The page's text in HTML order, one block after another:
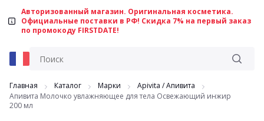
Авторизованный магазин. Оригинальная косметика.
Официальные поставки в РФ! Скидка 7% на первый заказ
по промокоду FIRSTDATE!
Главная Каталог Марки
Apivita / Aпивита
Апивита Молочко увлажняющее для тела Освежающий инжир
200 мл